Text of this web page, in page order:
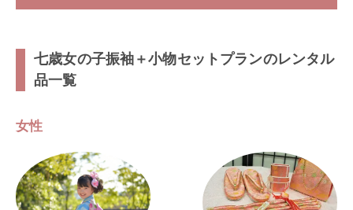
七歳女の子振袖＋小物セットプランのレンタル
品一覧
女性